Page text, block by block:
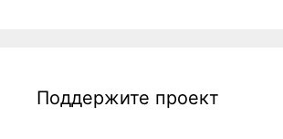
Поддержите проект